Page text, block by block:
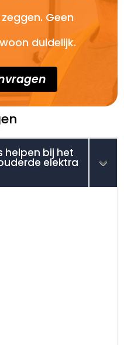
Geen
duidelijk.
helpen bij het
elektra